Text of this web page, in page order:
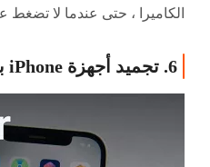
الكاميرا ، حتى عندما لا تضغط
6. تجميد أجهزة iPhone بعد نقل البيانات